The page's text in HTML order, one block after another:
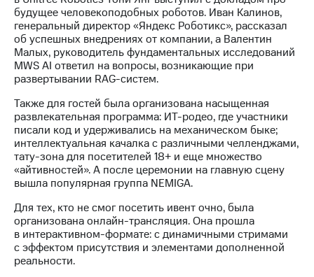
именных
облигаций
Другое
Регистратор
Реквизиты
Контакты
развитие
деловая этика
На главную
будущее человекоподобных роботов. Иван Калинов,
генеральный директор «Яндекс Роботикс», рассказал
об успешных внедрениях от компании, а Валентин
Малых, руководитель фундаментальных исследований
MWS AI ответил на вопросы, возникающие при
развертывании RAG-систем.
Также для гостей была организована насыщенная
развлекательная программа: ИТ-родео, где участники
писали код и удерживались на механическом быке;
интеллектуальная качалка с различными челленджами,
тату-зона для посетителей 18+ и еще множество
«айтивностей». А после церемонии на главную сцену
вышла популярная группа NEMIGA.
Для тех, кто не смог посетить ивент очно, была
организована онлайн-трансляция. Она прошла
в интерактивном-формате: с динамичными стримами
с эффектом присутствия и элементами дополненной
реальности.